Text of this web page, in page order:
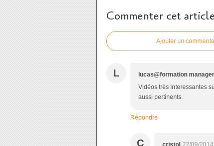
Commenter cet article
Ajouter un
L lucas@formation
Vidéos très interessantes
aussi pertinents.
Répondre
C cristol 22/09/